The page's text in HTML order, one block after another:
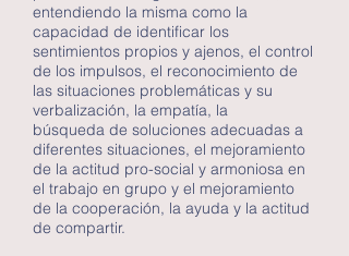
entendiendo la misma como la
capacidad de identificar los
sentimientos propios y ajenos, el control
de los impulsos, el reconocimiento de
las situaciones problemáticas y su
verbalización, la empatía, la
búsqueda de soluciones adecuadas a
diferentes situaciones, el mejoramiento
de la actitud pro-social y armoniosa en
el trabajo en grupo y el mejoramiento
de la cooperación, la ayuda y la actitud
de compartir.